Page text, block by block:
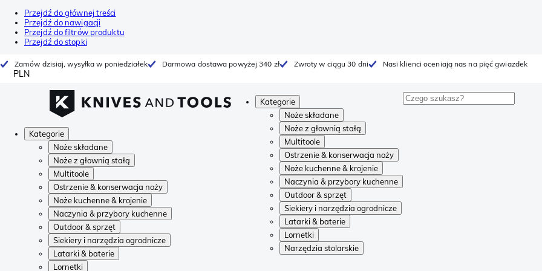
Przejdź do głównej treści
Przejdź do nawigacji
Przejdź do filtrów produktu
Przejdź do stopki
Zamów dzisiaj, wysyłka w poniedziałek Darmowa dostawa powyżej 340 zł Zwroty w ciągu 30 dni Nasi klienci oceniają nas na pięć gwiazdek
PLN
Kategorie
Noże składane
Noże z głownią stałą
Multitoole
Ostrzenie & konserwacja noży
Noże kuchenne & krojenie
Naczynia & przybory kuchenne
Outdoor & sprzęt
Siekiery i narzędzia ogrodnicze
Latarki & baterie
Lornetki
Narzędzia stolarskie
Kategorie
Noże składane
Noże z głownią stałą
Multitoole
Ostrzenie & konserwacja noży
Noże kuchenne & krojenie
Naczynia & przybory kuchenne
Outdoor & sprzęt
Siekiery i narzędzia ogrodnicze
Latarki & baterie
Lornetki